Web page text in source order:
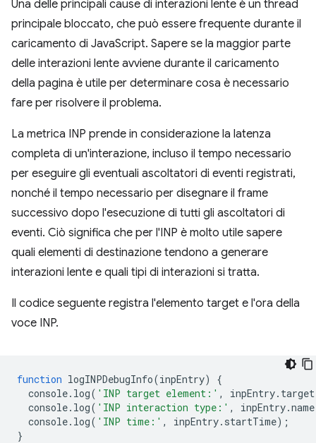
Una delle principali cause di interazioni lente è un thread
principale bloccato, che può essere frequente durante il
caricamento di JavaScript. Sapere se la maggior parte
delle interazioni lente avviene durante il caricamento
della pagina è utile per determinare cosa è necessario
fare per risolvere il problema.
La metrica INP prende in considerazione la latenza
completa di un'interazione, incluso il tempo necessario
per eseguire gli eventuali ascoltatori di eventi registrati,
nonché il tempo necessario per disegnare il frame
successivo dopo l'esecuzione di tutti gli ascoltatori di
eventi. Ciò significa che per l'INP è molto utile sapere
quali elementi di destinazione tendono a generare
interazioni lente e quali tipi di interazioni si tratta.
Il codice seguente registra l'elemento target e l'ora della
voce INP.
function logINPDebugInfo(inpEntry)
{
console. log( 'INP target element:' , inpEntry. target
console. log( 'INP interaction type:' , inpEntry.name
console. log( 'INP time:' , inpEntry. startTime);
}